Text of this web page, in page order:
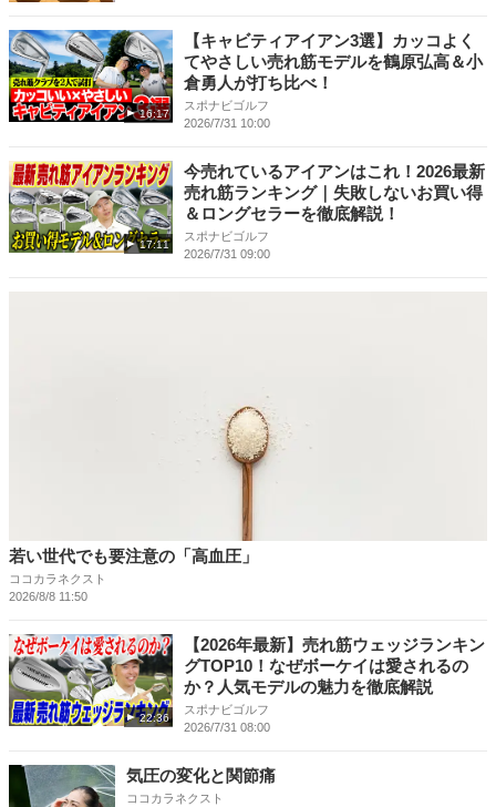
16:17
【キャビティアイアン3選】カッコよく
てやさしい売れ筋モデルを鶴原弘高＆小
倉勇人が打ち比べ！
スポナビゴルフ
2026/7/31 10:00
17:11
今売れているアイアンはこれ！2026最新
売れ筋ランキング｜失敗しないお買い得
＆ロングセラーを徹底解説！
スポナビゴルフ
2026/7/31 09:00
若い世代でも要注意の「高血圧」
ココカラネクスト
2026/8/8 11:50
22:36
【2026年最新】売れ筋ウェッジランキン
グTOP10！なぜボーケイは愛されるの
か？人気モデルの魅力を徹底解説
スポナビゴルフ
2026/7/31 08:00
気圧の変化と関節痛
ココカラネクスト